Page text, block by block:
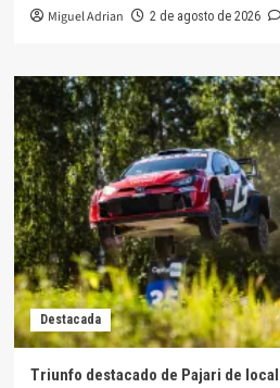
Miguel Adrian 2 de agosto de 2026
Destacada
Triunfo destacado de Pajari de